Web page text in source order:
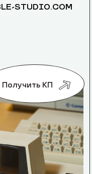
STUDIO.COM
Получить КП